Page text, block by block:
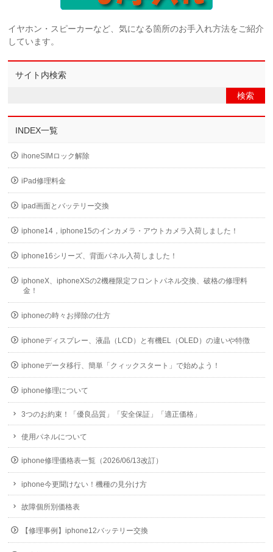
イヤホン・スピーカーなど、気になる箇所のお手入れ方法をご紹介
しています。
サイト内検索
INDEX一覧
ihoneSIMロック解除
iPad修理料金
ipad画面とバッテリー交換
iphone14，iphone15のインカメラ・アウトカメラ入荷しました！
iphone16シリーズ、背面パネル入荷しました！
iphoneX、iphoneXSの2機種限定フロントパネル交換、破格の修理料
金！
iphoneの時々お掃除の仕方
iphoneディスプレー、液晶（LCD）と有機EL（OLED）の違いや特徴
iphoneデータ移行、簡単「クィックスタート」で始めよう！
iphone修理について
3つのお約束！「優良品質」「安全保証」「適正価格」
使用パネルについて
iphone修理価格表一覧（2026/06/13改訂）
iphone今更聞けない！機種の見分け方
故障個所別価格表
【修理事例】iphone12バッテリー交換